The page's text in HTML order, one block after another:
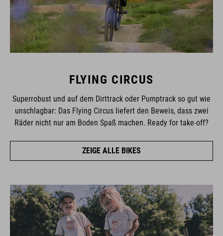
FLYING CIRCUS
Superrobust und auf dem Dirttrack oder Pumptrack so gut wie
unschlagbar: Das Flying Circus liefert den Beweis, dass zwei
Räder nicht nur am Boden Spaß machen. Ready for take-off?
ZEIGE ALLE BIKES